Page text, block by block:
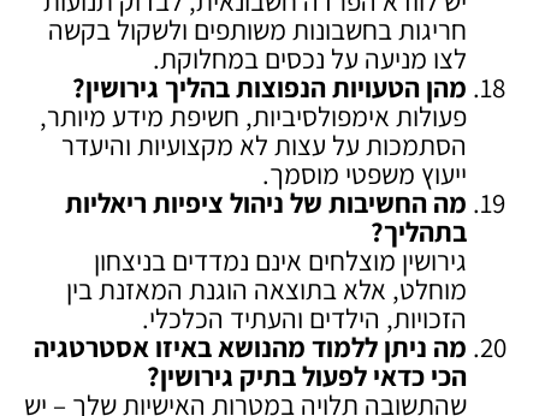
חריגות בחשבונות משותפים ולשקול בקשה
לצו מניעה על נכסים במחלוקת.
מהן הטעויות הנפוצות בהליך גירושין?
פעולות אימפולסיביות, חשיפת מידע מיותר,
הסתמכות על עצות לא מקצועיות והיעדר
ייעוץ משפטי מוסמך.
מה החשיבות של ניהול ציפיות ריאליות
בתהליך?
גירושין מוצלחים אינם נמדדים בניצחון
מוחלט, אלא בתוצאה הוגנת המאזנת בין
הזכויות, הילדים והעתיד הכלכלי.
מה ניתן ללמוד מהנושא באיזו אסטרטגיה
הכי כדאי לפעול בתיק גירושין?
שהתשובה תלויה במטרות האישיות שלך – יש